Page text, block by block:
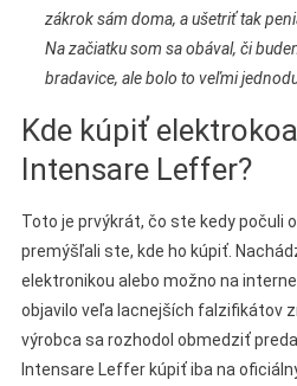
zákrok sám doma, a ušetriť tak
Na začiatku som sa obával, či
bradavice, ale bolo to veľmi
Kde kúpiť
Intensare Leffer?
Toto je prvýkrát, čo ste kedy počuli
premýšľali ste, kde ho kúpiť.
elektronikou alebo možno na
objavilo veľa lacnejších falzifikátov
výrobca sa rozhodol obmedziť
Intensare Leffer kúpiť iba na